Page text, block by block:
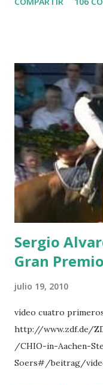
-EPAILLARD 7 GIG
POWER - MILLAR 5
HERO -LEJAUNE 7
BREEN 9 JALLA DE
NOVEL -
CLUB LADY -
LORENZO -
TOPINAMBOUR -
INTERTOY Z -
DI CAMPALTO -
del Gran Premio en
Sergio
Gran
julio 19, 2010
vídeo cuatro
http://www.zdf.de/
/CHIO-in-Aachen-
Soers#/beitrag/